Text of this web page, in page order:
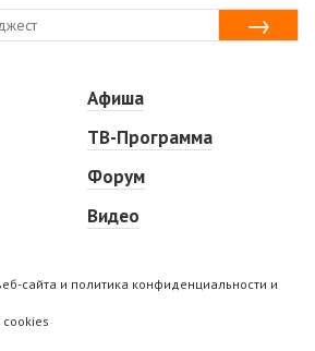
Афиша
ТВ-Программа
Форум
Видео
сайта и политика конфиденциальности и
cookies